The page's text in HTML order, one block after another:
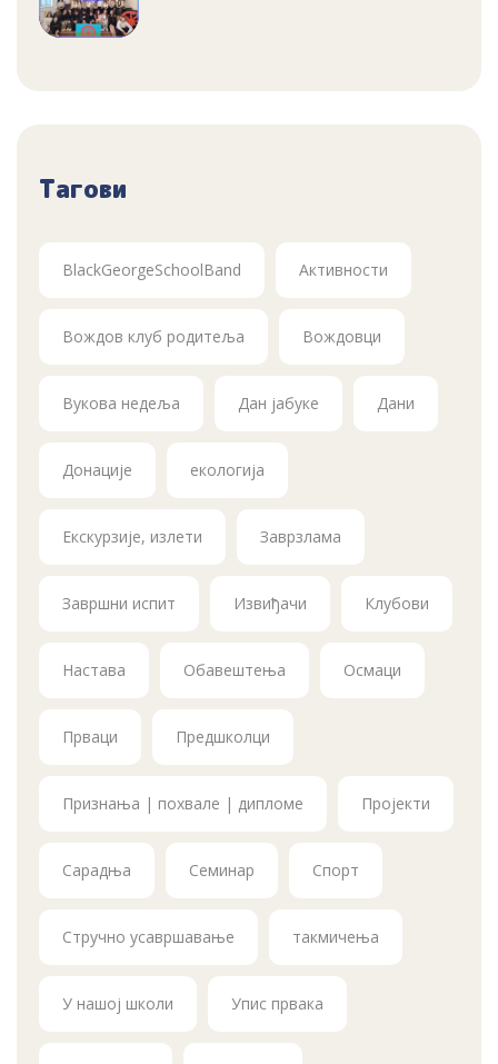
Тагови
BlackGeorgeSchoolBand Активности
Вождов клуб родитеља Вождовци
Вукова недеља Дан јабуке Дани
Донације екологија
Екскурзије, излети Заврзлама
Завршни испит Извиђачи Клубови
Настава Обавештења Осмаци
Прваци Предшколци
Признања | похвале | дипломе Пројекти
Сарадња Семинар Спорт
Стручно усавршавање такмичења
У нашој школи Упис првака